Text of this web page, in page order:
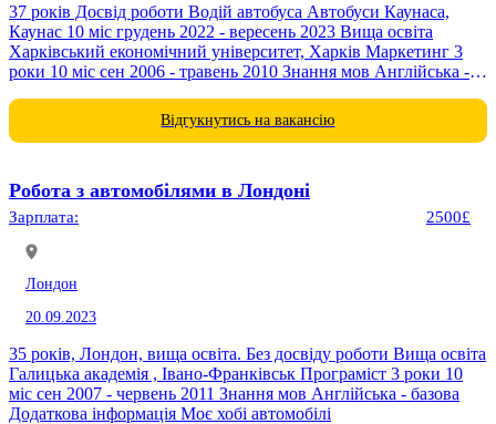
37 років Досвід роботи Водій автобуса Автобуси Каунаса,
Каунас 10 міс грудень 2022 - вересень 2023 Вища освіта
Харківський економічний університет, Харків Маркетинг 3
роки 10 міс сен 2006 - травень 2010 Знання мов Англійська -
Відгукнутись на вакансію
Робота з автомобілями в Лондоні
Зарплата: 2500£
Лондон
20.09.2023
35 років, Лондон, вища освіта. Без досвіду роботи Вища освіта
Галицька академія , Івано-Франківськ Програміст 3 роки 10
міс сен 2007 - червень 2011 Знання мов Англійська - базова
Додаткова інформація Моє хобі автомобілі